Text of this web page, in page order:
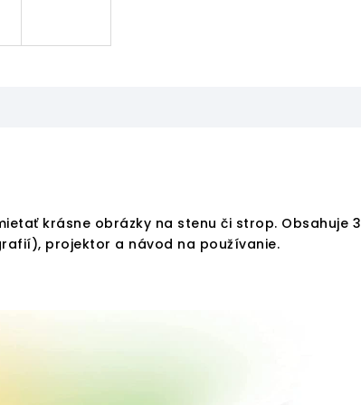
krásne obrázky na stenu či strop. Obsahuje 3
projektor a návod na používanie.